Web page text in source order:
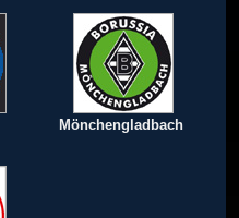
Mönchengladbach